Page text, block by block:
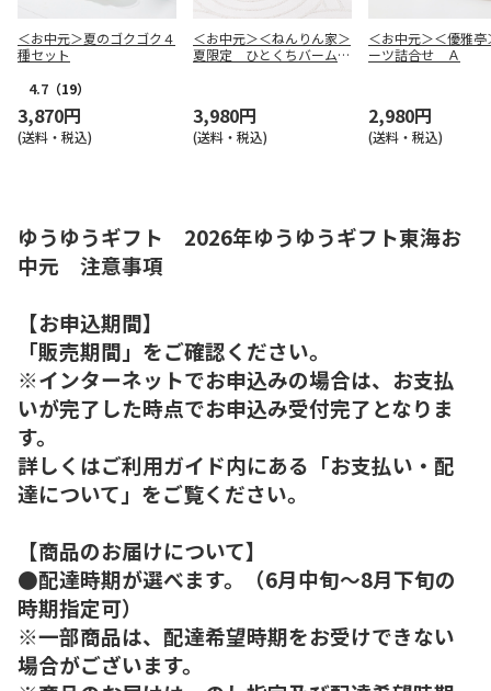
＜お中元＞夏のゴクゴク４
種セット
4.7 （19）
3,870円
(送料・税込)
＜お中元＞＜ねんりん家＞
夏限定 ひとくちバーム詰
3,980円
(送料・税込)
＜お中元＞＜優雅亭
ーツ詰合せ Ａ
2,980円
(送料・税込)
ゆうゆうギフト 2026年ゆうゆうギフト東海お
中元 注意事項
【お申込期間】
「販売期間」をご確認ください。
※インターネットでお申込みの場合は、お支払
いが完了した時点でお申込み受付完了となりま
す。
詳しくはご利用ガイド内にある「お支払い・配
達について」をご覧ください。
【商品のお届けについて】
●配達時期が選べます。（6月中旬～8月下旬の
時期指定可）
※一部商品は、配達希望時期をお受けできない
場合がございます。